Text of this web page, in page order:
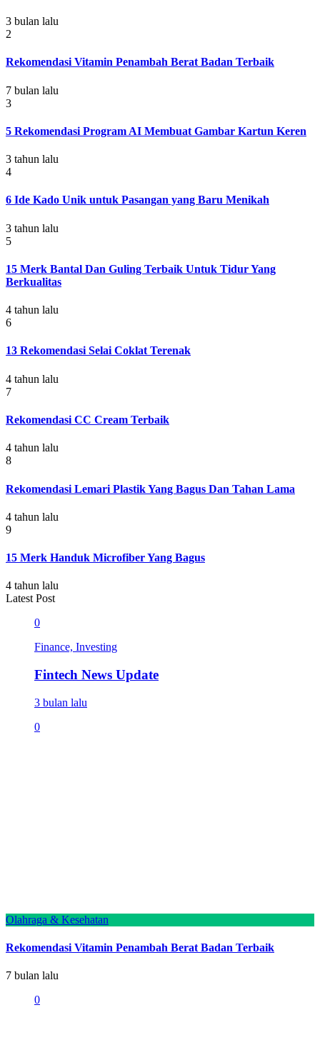
3 bulan lalu
2
Rekomendasi Vitamin Penambah Berat Badan Terbaik
7 bulan lalu
3
5 Rekomendasi Program AI Membuat Gambar Kartun Keren
3 tahun lalu
4
6 Ide Kado Unik untuk Pasangan yang Baru Menikah
3 tahun lalu
5
15 Merk Bantal Dan Guling Terbaik Untuk Tidur Yang
Berkualitas
4 tahun lalu
6
13 Rekomendasi Selai Coklat Terenak
4 tahun lalu
7
Rekomendasi CC Cream Terbaik
4 tahun lalu
8
Rekomendasi Lemari Plastik Yang Bagus Dan Tahan Lama
4 tahun lalu
9
15 Merk Handuk Microfiber Yang Bagus
4 tahun lalu
Latest Post
0
Finance, Investing
Fintech News Update
3 bulan lalu
0
Olahraga & Kesehatan
Rekomendasi Vitamin Penambah Berat Badan Terbaik
7 bulan lalu
0